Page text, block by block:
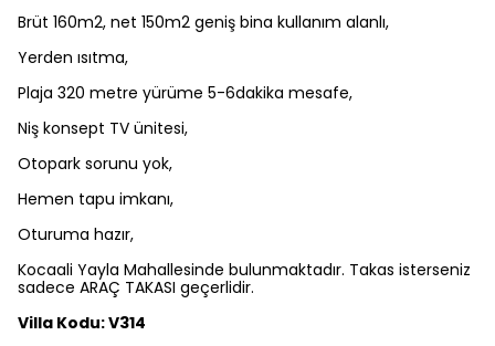
Brüt 160m2, net 150m2 geniş bina kullanım alanlı,
Yerden ısıtma,
Plaja 320 metre yürüme 5-6dakika mesafe,
Niş konsept TV ünitesi,
Otopark sorunu yok,
Hemen tapu imkanı,
Oturuma hazır,
Kocaali Yayla Mahallesinde bulunmaktadır. Takas isterseniz
sadece ARAÇ TAKASI geçerlidir.
Villa Kodu: V314